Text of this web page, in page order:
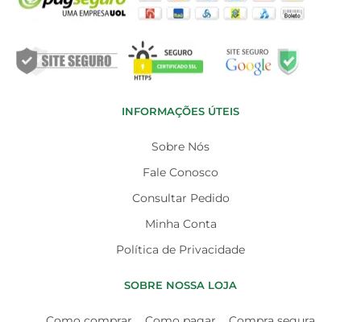
INFORMAÇÕES ÚTEIS
Sobre Nós
Fale Conosco
Consultar Pedido
Minha Conta
Política de Privacidade
SOBRE NOSSA LOJA